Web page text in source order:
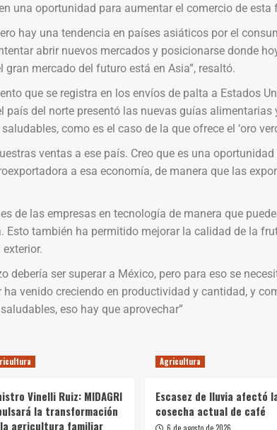
una oportunidad para aumentar el comercio de esta
hay una tendencia en países asiáticos por el
abrir nuevos mercados y posicionarse donde
mercado del futuro está en Asia”, resaltó.
que se registra en los envíos de palta a Estados
país del norte presentó las nuevas guías alimentarias
como es el caso de la que ofrece el ‘oro
ventas a ese país. Creo que es una oportunidad
a esa economía, de manera que las
de las empresas en tecnología de manera que
Esto también ha permitido mejorar la calidad de la
debería ser superar a México, pero para eso se
venido creciendo en productividad y cantidad, y
eso hay que aprovechar”
Vinelli Ruiz: MIDAGRI
la transformación
agricultura familiar
Agricultura
Escasez de lluvia afectó
cosecha actual de café